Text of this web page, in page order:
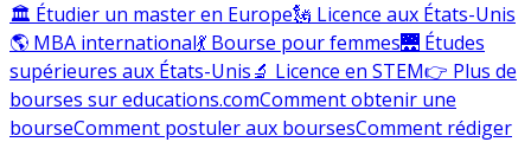
🏛 Étudier un master en Europe🗽 Licence aux États-Unis
🌎 MBA international💃 Bourse pour femmes🌉 Études
supérieures aux États-Unis🔬 Licence en STEM👉 Plus de
bourses sur educations.comComment obtenir une
bourseComment postuler aux boursesComment rédiger